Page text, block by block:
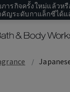
ารกิจครั้งใหม่แล้วห
คัญระดับกาแล็กซีได้แ